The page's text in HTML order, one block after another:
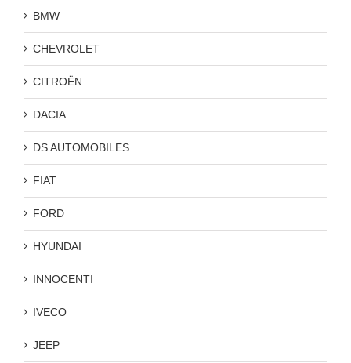
BMW
CHEVROLET
CITROËN
DACIA
DS AUTOMOBILES
FIAT
FORD
HYUNDAI
INNOCENTI
IVECO
JEEP